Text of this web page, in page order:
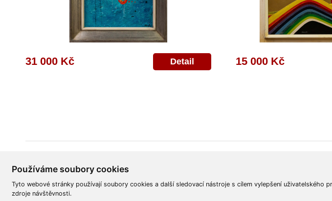
Používáme soubory cookies
Tyto webové stránky používají soubory cookies a další sledovací nástroje s cílem vylepšení
zdroje návštěvnosti.
31 000 Kč Detail 15 000 Kč